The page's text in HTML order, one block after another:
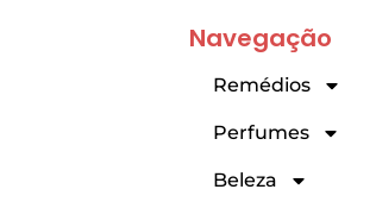
Navegação
Remédios
Perfumes
Beleza